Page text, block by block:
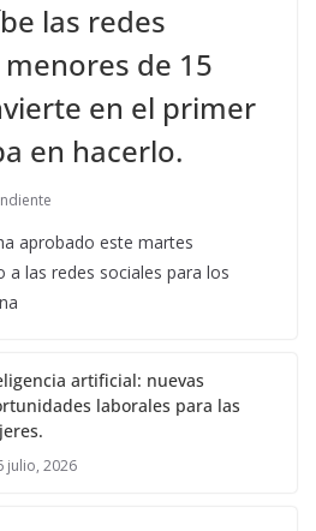
las redes
de 15
en el primer
en hacerlo.
aprobado este martes
a las redes sociales para los
artificial: nuevas
laborales para las
julio, 2026